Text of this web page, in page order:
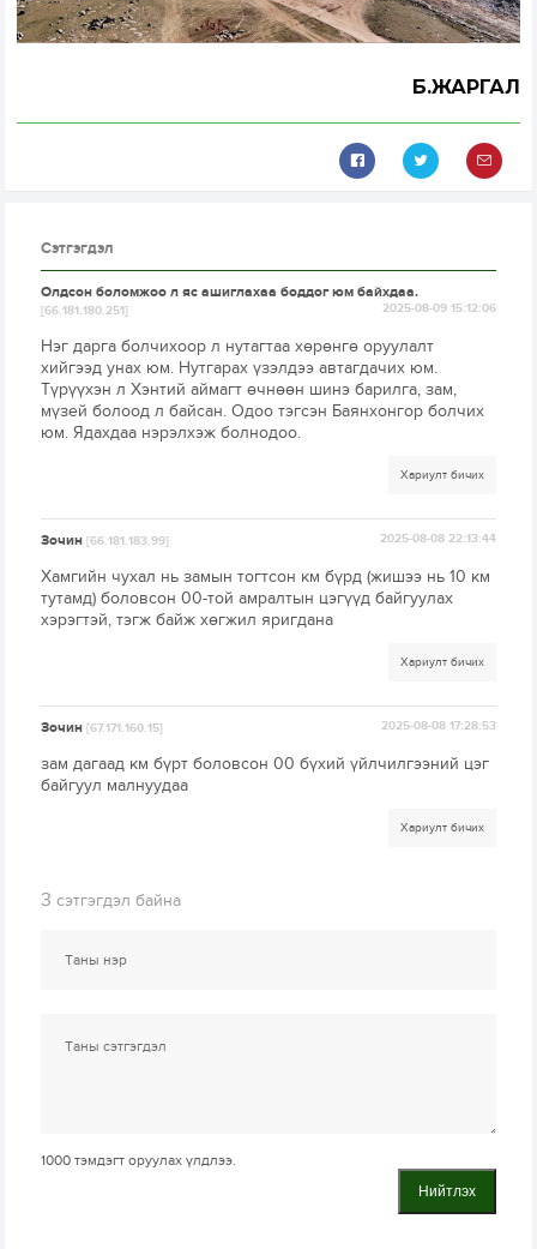
Б.ЖАРГАЛ
Сэтгэгдэл
Олдсон боломжоо л яс ашиглахаа боддог юм байхдаа.
[66.181.180.251] 2025-08-09 15:12:06
Нэг дарга болчихоор л нутагтаа хөрөнгө оруулалт
хийгээд унах юм. Нутгарах үзэлдээ автагдачих юм.
Түрүүхэн л Хэнтий аймагт өчнөөн шинэ барилга, зам,
мүзей болоод л байсан. Одоо тэгсэн Баянхонгор болчих
юм. Ядахдаа нэрэлхэж болнодоо.
Хариулт бичих
Зочин[66.181.183.99] 2025-08-08 22:13:44
Хамгийн чухал нь замын тогтсон км бүрд (жишээ нь 10 км
тутамд) боловсон 00-той амралтын цэгүүд байгуулах
хэрэгтэй, тэгж байж хөгжил яригдана
Хариулт бичих
Зочин[67.171.160.15] 2025-08-08 17:28:53
зам дагаад км бүрт боловсон 00 бүхий үйлчилгээний цэг
байгуул малнуудаа
Хариулт бичих
3 сэтгэгдэл байна
1000 тэмдэгт оруулах үлдлээ.
Нийтлэх